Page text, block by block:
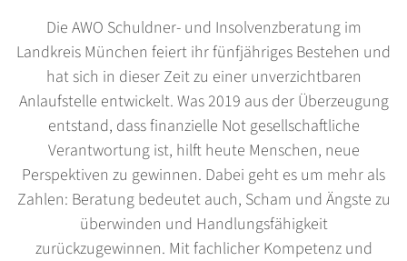
Die AWO Schuldner- und Insolvenzberatung im
Landkreis München feiert ihr fünfjähriges Bestehen und
hat sich in dieser Zeit zu einer unverzichtbaren
Anlaufstelle entwickelt. Was 2019 aus der Überzeugung
entstand, dass finanzielle Not gesellschaftliche
Verantwortung ist, hilft heute Menschen, neue
Perspektiven zu gewinnen. Dabei geht es um mehr als
Zahlen: Beratung bedeutet auch, Scham und Ängste zu
überwinden und Handlungsfähigkeit
zurückzugewinnen. Mit fachlicher Kompetenz und